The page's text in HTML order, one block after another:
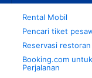
Rental Mobil
Pencari tiket
Reservasi restoran
Booking.com
Perjalanan